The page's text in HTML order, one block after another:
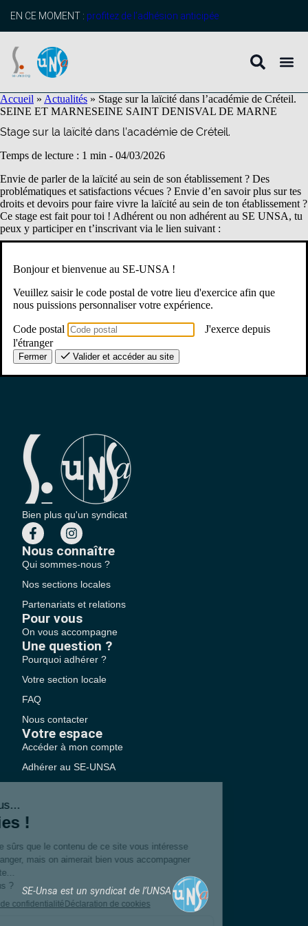
principal
EN CE MOMENT : profitez de l’adhésion anticipée
Accueil » Actualités » Stage sur la laïcité dans l’académie de Créteil.
SEINE ET MARNESEINE SAINT DENISVAL DE MARNE
Stage sur la laïcité dans l’académie de Créteil.
Temps de lecture : 1 min - 04/03/2026
Envie de parler de la laïcité au sein de son établissement ? Des
problématiques et satisfactions vécues ? Envie d’en savoir plus sur tes
droits et devoirs pour faire vivre la laïcité au sein de ton établissement ?
Ce stage est fait pour toi ! Adhérent ou non adhérent au SE UNSA, tu
peux y participer en t’inscrivant via le lien suivant :
Ne tarde pas trop car il ne reste que quelques places pour ce stage.
Partager
Bien plus qu'un syndicat
Nous connaître
Qui sommes-nous ?
Nos sections locales
Partenariats et relations
Pour vous
On vous accompagne
Une question ?
Pourquoi adhérer ?
Votre section locale
FAQ
Nous contacter
Votre espace
Accéder à mon compte
Adhérer au SE-UNSA
SE-Unsa est un syndicat de l’UNSA
Bonjour et bienvenue au SE-UNSA !
Veuillez saisir le code postal de votre lieu d'exercice afin que
nous puissions personnaliser votre expérience.
Code postal
J'exerce depuis
l'étranger
Fermer Valider et accéder au site